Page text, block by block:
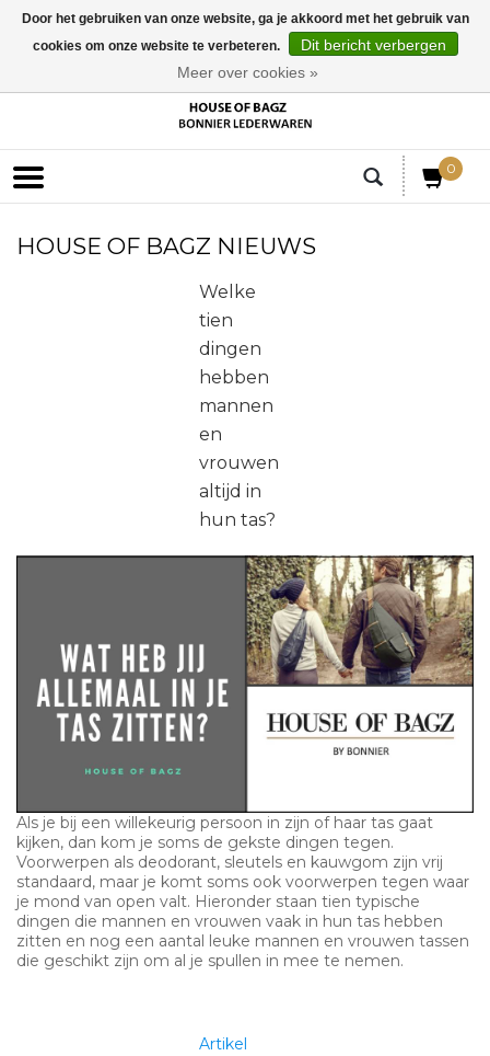
0
HOUSE OF BAGZ NIEUWS
Welke
tien
dingen
hebben
mannen
en
vrouwen
altijd in
hun tas?
Als je bij een willekeurig persoon in zijn of haar tas gaat
kijken, dan kom je soms de gekste dingen tegen.
Voorwerpen als deodorant, sleutels en kauwgom zijn vrij
standaard, maar je komt soms ook voorwerpen tegen waar
je mond van open valt. Hieronder staan tien typische
dingen die mannen en vrouwen vaak in hun tas hebben
zitten en nog een aantal leuke mannen en vrouwen tassen
die geschikt zijn om al je spullen in mee te nemen.
Artikel
Door het gebruiken van onze website, ga je akkoord met het gebruik van
cookies om onze website te verbeteren.
Dit bericht verbergen
Meer over cookies »